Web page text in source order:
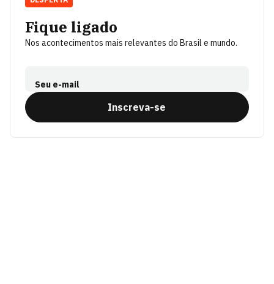
Fique ligado
Nos acontecimentos mais relevantes do Brasil e mundo.
Seu e-mail
Inscreva-se